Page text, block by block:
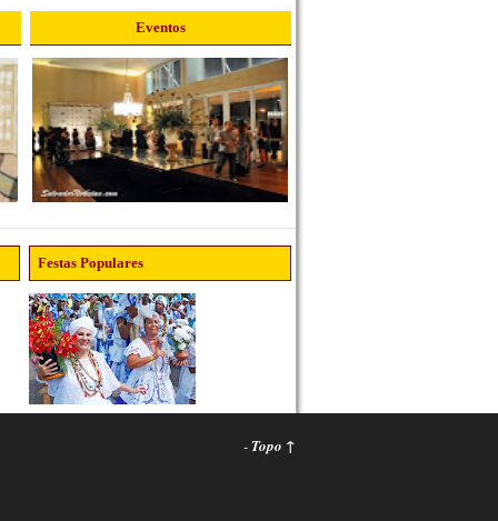
Eventos
Festas Populares
- Topo ↑